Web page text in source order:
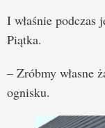
I właśnie podczas
Piątka.
– Zróbmy własne
ognisku.